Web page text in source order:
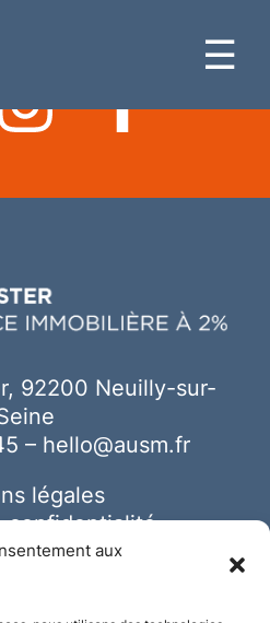
aux
☰
92200 Neuilly-sur-
– hello@ausm.fr
légales
confidentialité